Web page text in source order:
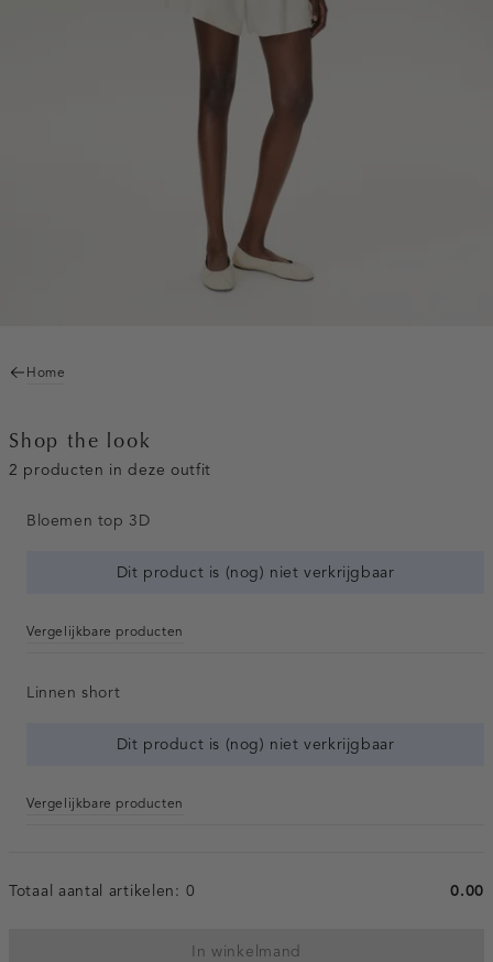
Home
Shop the look
2 producten in deze outfit
Bloemen top 3D
Dit product is (nog) niet verkrijgbaar
Vergelijkbare producten
Linnen short
Dit product is (nog) niet verkrijgbaar
Vergelijkbare producten
Totaal aantal artikelen: 0 0.00
In winkelmand